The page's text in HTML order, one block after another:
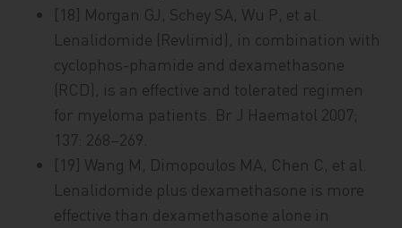
[18] Morgan GJ, Schey SA, Wu P, et al.
Lenalidomide (Revlimid), in combination with
cyclophos-phamide and dexamethasone
(RCD), is an effective and tolerated regimen
for myeloma patients. Br J Haematol 2007;
137: 268–269.
[19] Wang M, Dimopoulos MA, Chen C, et al.
Lenalidomide plus dexamethasone is more
effective than dexamethasone alone in